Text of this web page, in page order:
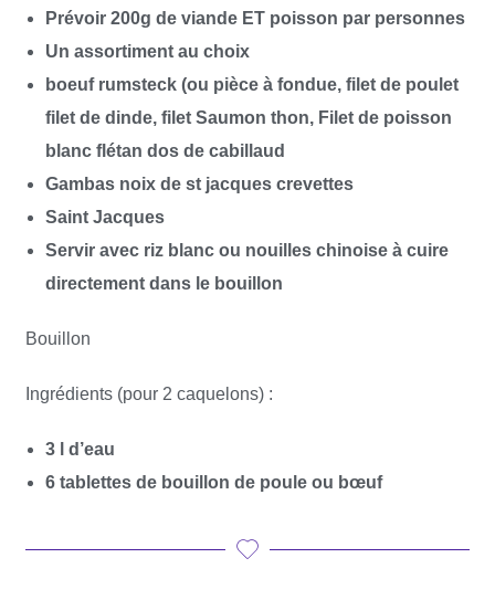
Prévoir 200g de viande ET poisson par personnes
Un assortiment au choix
boeuf rumsteck (ou pièce à fondue, filet de poulet
filet de dinde, filet Saumon thon, Filet de poisson
blanc flétan dos de cabillaud
Gambas noix de st jacques crevettes
Saint Jacques
Servir avec riz blanc ou nouilles chinoise à cuire
directement dans le bouillon
Bouillon
Ingrédients (pour 2 caquelons) :
3 l d’eau
6 tablettes de bouillon de poule ou bœuf